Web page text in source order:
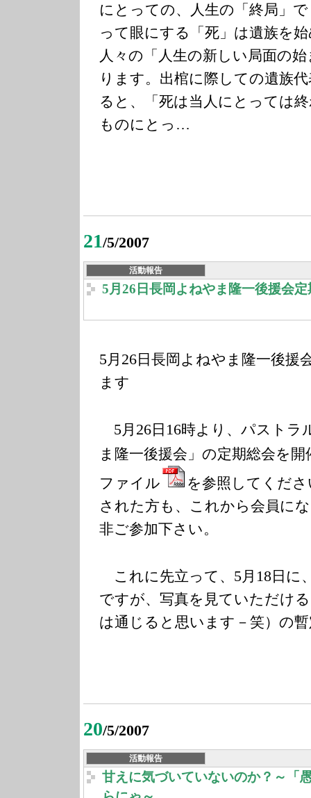
にとっての、人生の「終局」
って眼にする「死」は遺族を
人々の「人生の新しい局面の
ります。出棺に際しての遺族
ると、「死は当人にとっては
ものにとっ…
21/5/2007
活動報告
5月26日長岡よねやま隆一後援会
5月 26日長岡よねやま隆一後援
ます
5月 26日 16時より、パストラ
ま隆一後援会」の定期総会を
ファイル
を参照してくだ
された方も、これから会員に
非ご参加下さい。
これに先立って、 5月 18日に
ですが、写真を見ていただけ
は通じると思います－笑）の
20/5/2007
活動報告
甘えに気づいていないのか？～「